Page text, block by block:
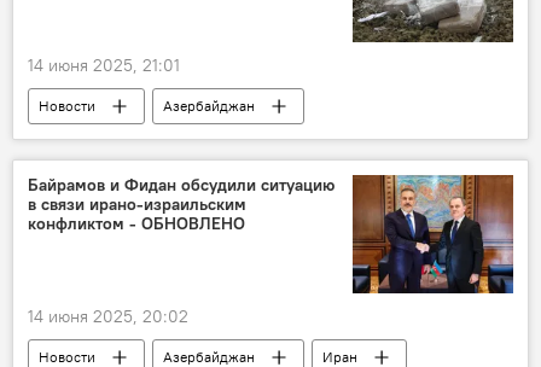
14 июня 2025, 21:01
Новости
Азербайджан
Происшествия в Азербайджане
Криминал
наркотики
Наркоторговец
Государственный таможенный комитет (ГТК)
Байрамов и Фидан обсудили ситуацию
в связи ирано-израильским
конфликтом - ОБНОВЛЕНО
14 июня 2025, 20:02
Новости Азербайджан
Иран